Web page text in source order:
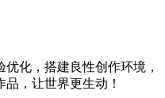
化，搭建良性创作环境，
，让世界更生动！